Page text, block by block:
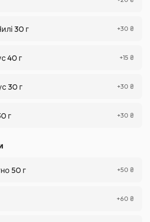
30 г +30 ₴
40 г +15 ₴
30 г +30 ₴
г +30 ₴
50 г +50 ₴
+60 ₴